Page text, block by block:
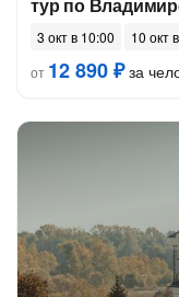
3 окт в 10:00
10 окт
от 12 890 ₽за